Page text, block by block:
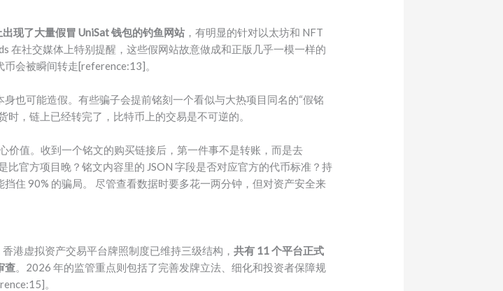
现了大量假冒 UniSat 钱包的钓鱼网站，有明显的针对以太坊和 NFT
在社交媒体上特别提醒，这些假网站故意做成和正版几乎一模一样的
会被瞬间转走[reference:13]。
也可能造假。有些骗子会提前铭刻一个看似与大热项目同名的“假铭
，链上已经转完了，比特币上的交易是不可逆的。
价值。收到一个铭文的购买链接后，第一件事不是转账，而是去
官方项目晚？铭文内容里的 JSON 字段是否对应官方的代币标准？持
住 90% 的骗局。 尽管查看数据时要多花一两分钟，但对资产安全来
港虚拟资产交易平台牌照制度已维持三级结构，共有 11 个平台正式
查。2026 年的监管重点则包括了完善发牌立法、细化和投资者保障规
。